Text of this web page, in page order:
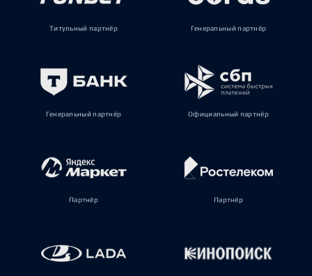
Титульный партнёр Генеральный партнёр
Генеральный партнёр Официальный партнёр
Партнёр Партнёр